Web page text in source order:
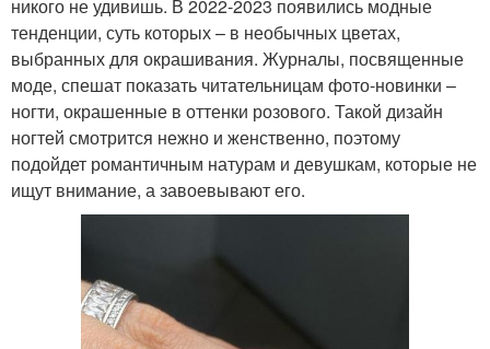
никого не удивишь. В 2022-2023 появились модные
тенденции, суть которых – в необычных цветах,
выбранных для окрашивания. Журналы, посвященные
моде, спешат показать читательницам фото-новинки –
ногти, окрашенные в оттенки розового. Такой дизайн
ногтей смотрится нежно и женственно, поэтому
подойдет романтичным натурам и девушкам, которые не
ищут внимание, а завоевывают его.